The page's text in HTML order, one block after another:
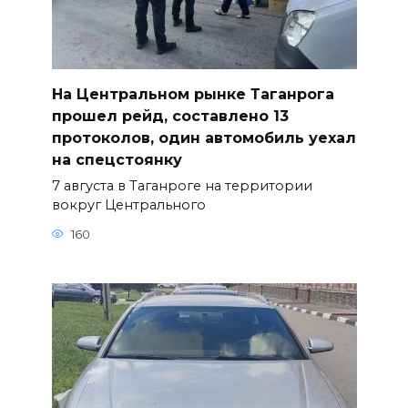
На Центральном рынке Таганрога
прошел рейд, составлено 13
протоколов, один автомобиль уехал
на спецстоянку
7 августа в Таганроге на территории
вокруг Центрального
160